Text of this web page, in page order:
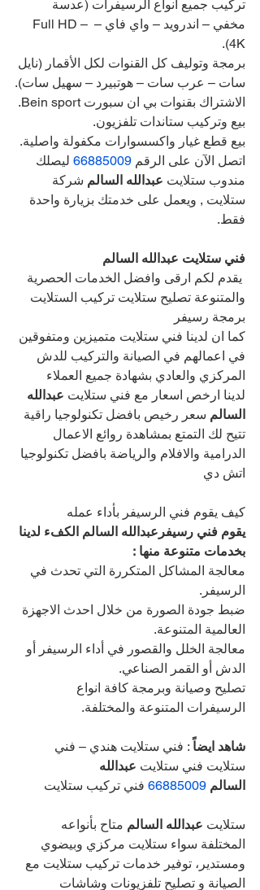
تركيب جميع انواع الرسيفرات (عدسة
مخفي – اندرويد – واي فاي – Full HD –
4K).
برمجة وتوليف كل القنوات لكل الأقمار (نايل
سات – عرب سات – هوتبيرد – سهيل سات).
الاشتراك بقنوات بي ان سبورت Bein sport.
بيع وتركيب ستاندات تلفزيون.
بيع قطع غيار واكسسوارات مكفولة واصلية.
اتصل الآن على الرقم 66885009 ليصلك
مندوب ستلايت عبدالله السالم شركة
ستلايت , ويعمل على خدمتك بزيارة واحدة
فقط.
فني ستلايت عبدالله السالم
يقدم لكم ارقى وافضل الخدمات الحصرية
والمتنوعة تصليح ستلايت تركيب الستلايت
برمجة رسيفر
كما ان لدينا فني ستلايت متميزين ومتفوقين
في اعمالهم في الصيانة والتركيب للدش
المركزي والعادي بشهادة جميع العملاء
لدينا ارخص اسعار مع فني ستلايت عبدالله
السالم سعر رخيص بافضل تكنولوجيا راقية
تتيح لك التمتع بمشاهدة روائع الاعمال
الدرامية والافلام والرياضة بافضل تكنولوجيا
اتش دي
كيف يقوم فني الرسيفر بأداء عمله
يقوم فني رسيفرعبدالله السالم الكفء لدينا
بخدمات متنوعة منها :
معالجة المشاكل المتكررة التي تحدث في
الرسيفر.
ضبط جودة الصورة من خلال احدث الاجهزة
العالمية المتنوعة.
معالجة الخلل والقصور في أداء الرسيفر أو
الدش أو القمر الصناعي.
تصليح وصيانة وبرمجة كافة انواع
الرسيفرات المتنوعة والمختلفة.
شاهد ايضاً : فني ستلايت هندي – فني
ستلايت فني ستلايت عبدالله
السالم 66885009 فني تركيب ستلايت
ستلايت عبدالله السالم متاح بأنواعه
المختلفة سواء ستلايت مركزي وبيضوي
ومستدير، توفير خدمات تركيب ستلايت مع
الصيانة و تصليح تلفزيونات وشاشات